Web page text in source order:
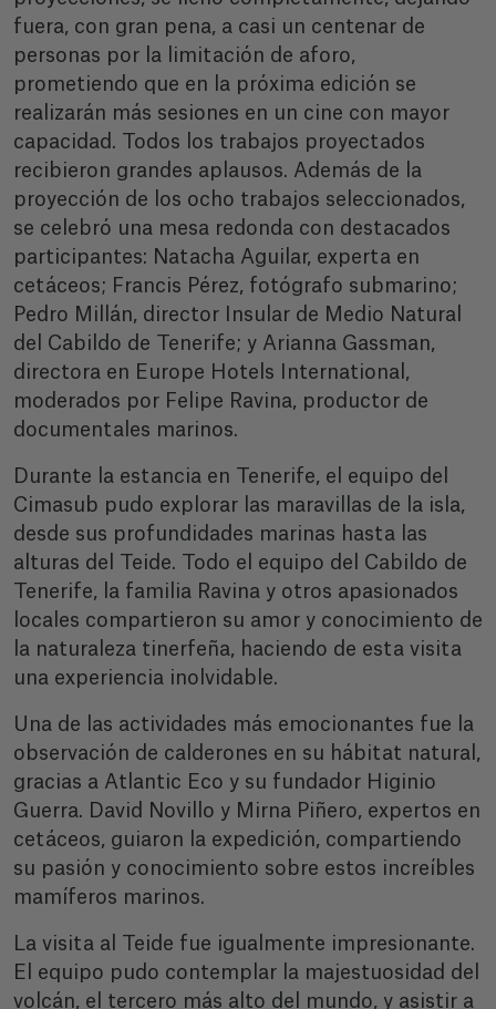
fuera, con gran pena, a casi un centenar de
personas por la limitación de aforo,
prometiendo que en la próxima edición se
realizarán más sesiones en un cine con mayor
capacidad. Todos los trabajos proyectados
recibieron grandes aplausos. Además de la
proyección de los ocho trabajos seleccionados,
se celebró una mesa redonda con destacados
participantes: Natacha Aguilar, experta en
cetáceos; Francis Pérez, fotógrafo submarino;
Pedro Millán, director Insular de Medio Natural
del Cabildo de Tenerife; y Arianna Gassman,
directora en Europe Hotels International,
moderados por Felipe Ravina, productor de
documentales marinos.
Durante la estancia en Tenerife, el equipo del
Cimasub pudo explorar las maravillas de la isla,
desde sus profundidades marinas hasta las
alturas del Teide. Todo el equipo del Cabildo de
Tenerife, la familia Ravina y otros apasionados
locales compartieron su amor y conocimiento de
la naturaleza tinerfeña, haciendo de esta visita
una experiencia inolvidable.
Una de las actividades más emocionantes fue la
observación de calderones en su hábitat natural,
gracias a Atlantic Eco y su fundador Higinio
Guerra. David Novillo y Mirna Piñero, expertos en
cetáceos, guiaron la expedición, compartiendo
su pasión y conocimiento sobre estos increíbles
mamíferos marinos.
La visita al Teide fue igualmente impresionante.
El equipo pudo contemplar la majestuosidad del
volcán, el tercero más alto del mundo, y asistir a